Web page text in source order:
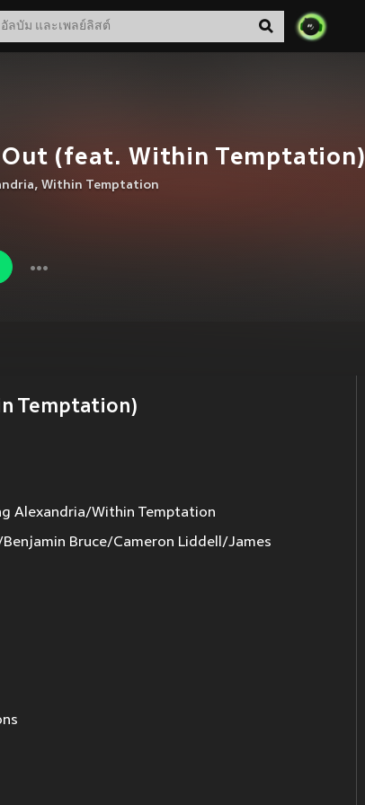
Out (feat. Within Temptation)
, Within Temptation
Temptation)
Alexandria/Within Temptation
Bruce/Cameron Liddell/James